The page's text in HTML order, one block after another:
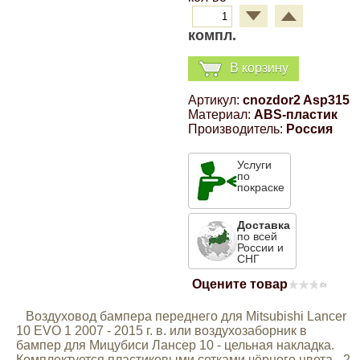
компл.
В корзину
Артикул: cnozdor2 Asp315
Материал: ABS-пластик
Производитель: Россия
Услуги
по
покраске
Доставка
по всей
России и
СНГ
Оцените товар (0)
Воздуховод бампера переднего для Mitsubishi Lancer
10 EVO 1 2007 - 2015 г. в. или воздухозаборник в
бампер для Мицубиси Лансер 10 - цельная накладка.
Компрессионные фитинги Poliext
Mercedes-Benz
Эмали универсальные акриловые
Магнитные панели на холодильник